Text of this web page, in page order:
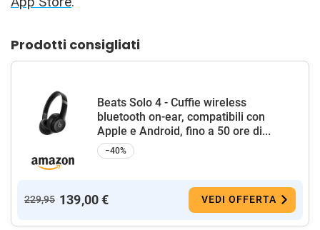
Prodotti consigliati
Beats Solo 4 - Cuffie wireless
bluetooth on-ear, compatibili con
Apple e Android, fino a 50 ore di...
−40%
229,95 139,00 € VEDI OFFERTA